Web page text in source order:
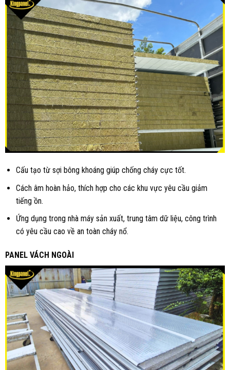
Cấu tạo từ sợi bông khoáng giúp chống cháy cực tốt.
Cách âm hoàn hảo, thích hợp cho các khu vực yêu cầu giảm
tiếng ồn.
Ứng dụng trong nhà máy sản xuất, trung tâm dữ liệu, công trình
có yêu cầu cao về an toàn cháy nổ.
PANEL VÁCH NGOÀI